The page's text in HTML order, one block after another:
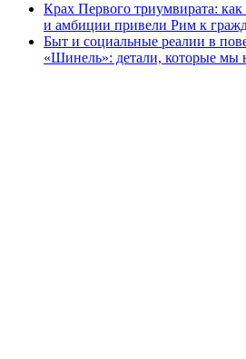
Крах Первого триумвирата:
и амбиции привели Рим к
Быт и социальные реалии в
«Шинель»: детали, которые мы